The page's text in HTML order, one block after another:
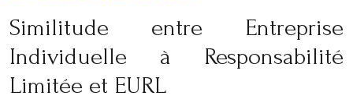
Similitude entre Entreprise
Individuelle à Responsabilité
Limitée et EURL